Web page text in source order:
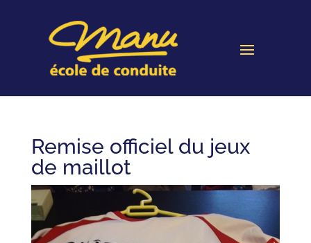
Remise officiel du jeux
de maillot